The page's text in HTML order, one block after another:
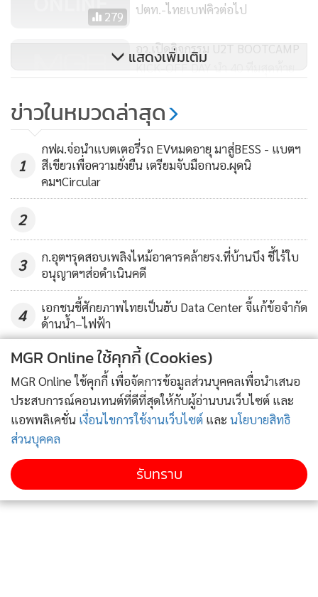
279
ปตท.-ไทยเบฟคิวต่อไป
อว.เปิดกิจกรรม U2T BOOTCAMP
KICK-OFF DAY นำ 40 ทีมสุดท้าย
ประเทศไทย
“สุริยะ” สั่งทุกหน่วยงาน ก.อุตฯ
รับมือน้ำท่วม-จ่องัดมาตรการเยียวยา
แสดงเพิ่มเติม
ข่าวในหมวดล่าสุด
1
กฟผ.จ่อนำแบตเตอรี่รถ EVหมดอายุ มาสู่BESS - แบตฯ
สีเขียวเพื่อความยั่งยืน เตรียมจับมือกนอ.ผุดนิ
คมฯCircular
2
3
ก.อุตฯรุดสอบเพลิงไหม้อาคารคล้ายรง.ที่บ้านบึง ชี้ไร้ใบ
อนุญาตฯส่อดำเนินคดี
4
เอกชนชี้ศักยภาพไทยเป็นฮับ Data Center จี้แก้ข้อจำกัด
ด้านน้ำ–ไฟฟ้า
ข่าวอื่นในหมวด
MGR Online ใช้คุกกี้ (Cookies)
MGR Online ใช้คุกกี้ เพื่อจัดการข้อมูลส่วนบุคคลเพื่อนำเสนอ
ประสบการณ์คอนเทนต์ที่ดีที่สุดให้กับผู้อ่านบนเว็บไซต์ และ
แอพพลิเคชั่น เงื่อนไขการใช้งานเว็บไซต์ และ นโยบายสิทธิ
ส่วนบุคคล
รับทราบ